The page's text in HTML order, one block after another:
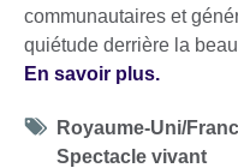
communautaires et
quiétude derrière la
En savoir plus.
Tag
icon
Royaume-Uni/
Spectacle vivant